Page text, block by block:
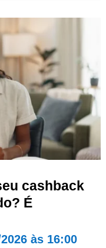
cashback
É
às 16:00